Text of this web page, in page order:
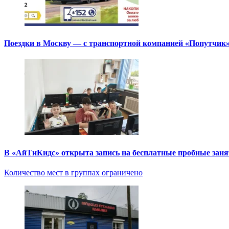
Поездки в Москву — с транспортной компанией «Попутчик»
В «АйТиКидс» открыта запись на бесплатные пробные
Количество мест в группах ограничено